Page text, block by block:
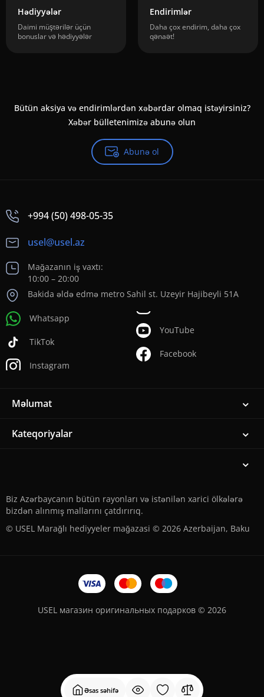
Əsas səhifə
Hədiyyələr
Daimi müştərilər üçün
bonuslar və hədiyyələr
Endirimlər
Daha çox endirim, daha çox
qənaət!
Bütün aksiya və endirimlərdən xəbərdar olmaq istəyirsiniz?
Xəbər bülletenimizə abunə olun
Abunə ol
+994 (50) 498-05-35
usel@usel.az
Mağazanın iş vaxtı:
10:00 – 20:00
Bakida əldə edmə metro Sahil st. Uzeyir Hajibeyli 51A
Whatsapp
TikTok
Instagram
YouTube
Facebook
Məlumat
Kateqoriyalar
Biz Azərbaycanın bütün rayonları və istənilən xarici ölkələrə
bizdən alınmış mallarını çatdırırıq.
© USEL Marağlı hediyyeler mağazasi © 2026 Azerbaijan, Baku
USEL магазин оригинальных подарков © 2026